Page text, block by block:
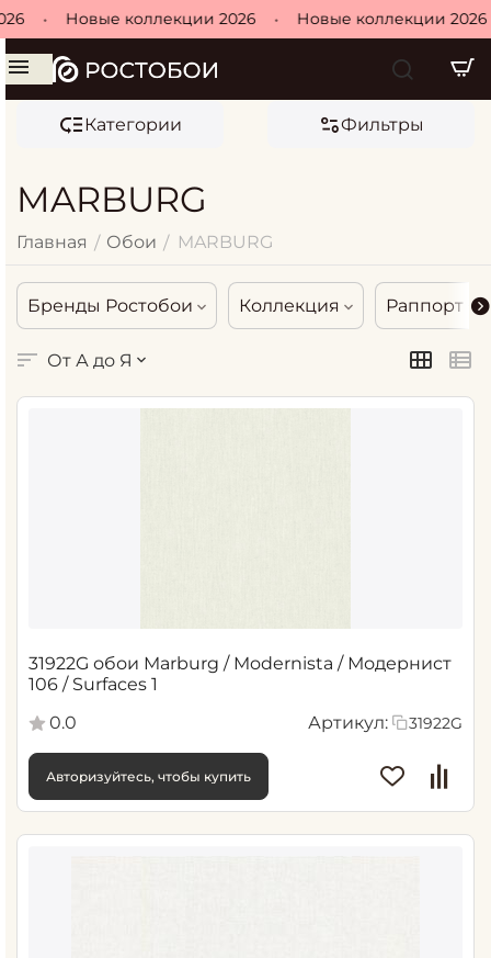
• Новые коллекции 2026 • Новые коллекции 2026 •
Категории Фильтры
MARBURG
Главная / Обои / MARBURG
Бренды Ростобои Коллекция Раппорт
От А до Я
31922G обои Marburg / Modernista / Модернист
106 / Surfaces 1
0.0
Артикул: 31922G
Авторизуйтесь, чтобы купить